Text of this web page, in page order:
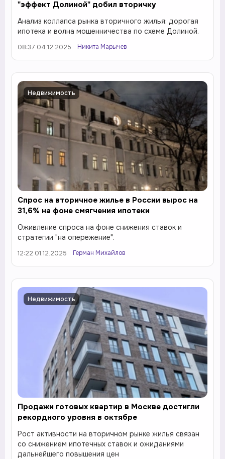
"эффект Долиной" добил вторичку
Анализ коллапса рынка вторичного жилья: дорогая
ипотека и волна мошенничества по схеме Долиной.
08:37 04.12.2025 Никита Марычев
Недвижимость
Спрос на вторичное жилье в России вырос на
31,6% на фоне смягчения ипотеки
Оживление спроса на фоне снижения ставок и
стратегии "на опережение".
12:22 01.12.2025 Герман Михайлов
Недвижимость
Продажи готовых квартир в Москве достигли
рекордного уровня в октябре
Рост активности на вторичном рынке жилья связан
со снижением ипотечных ставок и ожиданиями
дальнейшего повышения цен